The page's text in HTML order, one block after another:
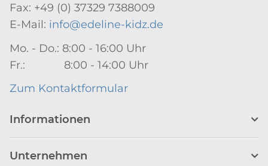
Fax: +49 (0) 37329 7388009
E-Mail: info@edeline-kidz.de
Mo. - Do.: 8:00 - 16:00 Uhr
Fr.: 8:00 - 14:00 Uhr
Zum Kontaktformular
Informationen
Unternehmen